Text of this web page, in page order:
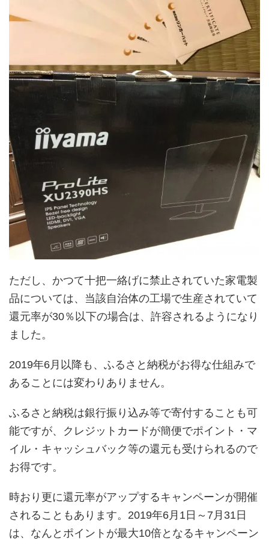
ただし、かつて十把一絡げに禁止されていた家電製
品については、当該自治体の工場で生産されていて
還元率が30％以下の場合は、許容されるようになり
ました。
2019年6月以降も、ふるさと納税がお得な仕組みで
あることには変わりありません。
ふるさと納税は銀行振り込み等で寄付することも可
能ですが、クレジットカードが簡便でポイント・マ
イル・キャッシュバック等の還元も受けられるので
お得です。
時おり更に還元率がアップするキャンペーンが開催
されることもあります。2019年6月1日～7月31日
は、なんとポイントが最大10倍となるキャンペーン